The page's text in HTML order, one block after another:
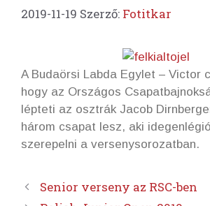
2019-11-19 Szerző: Fotitkar
A Budaörsi Labda Egylet – Victor
hogy az Országos
lépteti az osztrák Jacob
három csapat lesz, aki
szerepelni a versenysorozatban.
Senior verseny az RSC-ben